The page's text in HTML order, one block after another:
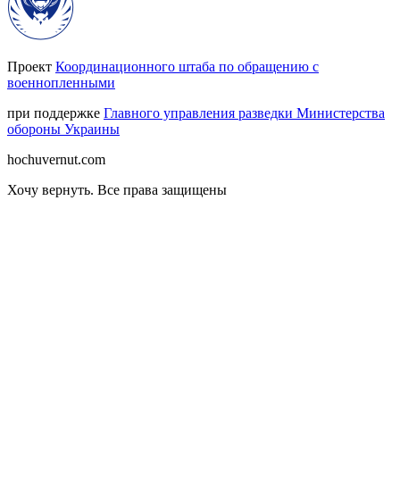
Проект Координационного штаба по обращению с
военнопленными
при поддержке Главного управления разведки Министерства
обороны Украины
hochuvernut.com
Хочу вернуть. Все права защищены